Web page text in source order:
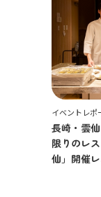
イベントレポ
長崎・雲
限りのレ
仙」開催